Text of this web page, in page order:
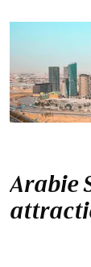
Arabie